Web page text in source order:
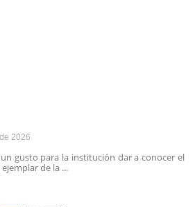
2026
un gusto para la institución dar a conocer el
de la ...